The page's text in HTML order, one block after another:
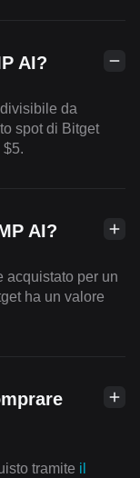
AI?
da
spot di Bitget
AI?
acquistato per un
ha un valore
tramite il